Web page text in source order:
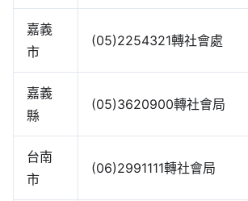
嘉義
市
(05)2254321轉社會處
嘉義
縣
(05)3620900轉社會局
台南
市
(06)2991111轉社會局